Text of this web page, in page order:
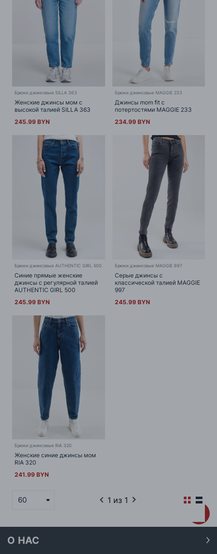
Брюки джинсовые SILLA 363
Женские джинсы мом с
высокой талией SILLA 363
245.99 BYN
Брюки джинсовые MAGGIE 233
Джинсы mom fit с
потертостями MAGGIE 233
234.99 BYN
Брюки джинсовые AUTHENTIC GIRL 500
Синие прямые женские
джинсы с регулярной талией
AUTHENTIC GIRL 500
245.99 BYN
Брюки джинсовые MAGGIE 997
Серые джинсы с
классической талией MAGGIE
997
245.99 BYN
Брюки джинсовые RIA 320
Женские синие джинсы мом
RIA 320
241.99 BYN
60 1 из 1
О НАС